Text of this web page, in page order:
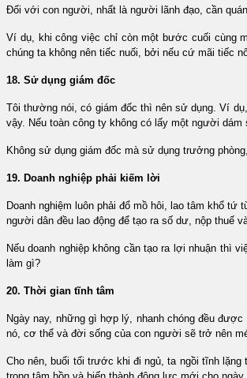
Đối với con người, nhất là người lãnh đạo, cần
Ví dụ, khi công việc chỉ còn một bước cuối cùng
chúng ta không nên tiếc nuối, bởi nếu cứ mãi tiếc
18. Sử dụng giám đốc
Tôi thường nói, có giám đốc thì nên sử dụng. Ví
vậy. Nếu toàn công ty không có lấy một người
Không sử dụng giám đốc mà sử dụng trưởng
19. Doanh nghiệp phải kiếm lời
Doanh nghiệm luôn phải đổ mồ hôi, lao tâm khổ
người dân đều lao động để tạo ra số dư, nộp thuế
Nếu doanh nghiệp không cần tạo ra lợi nhuận thì
làm gì?
20. Thời gian tĩnh tâm
Ngày nay, những gì hợp lý, nhanh chóng đều
nó, cơ thể và đời sống của con người sẽ trở nên
Cho nên, buổi tối trước khi đi ngủ, ta ngồi tĩnh